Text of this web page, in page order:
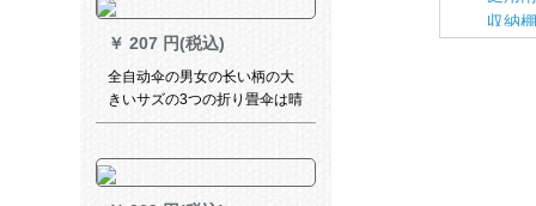
￥ 207 円(税込)
全自动伞の男女の长い柄の大
きいサズの3つの折り畳伞は晴
雨の両用伞のままにします。
ます。